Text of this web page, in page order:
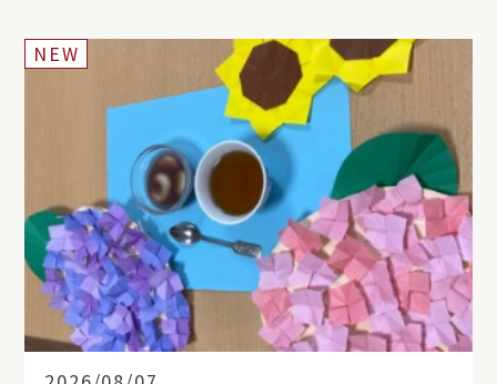
NEW